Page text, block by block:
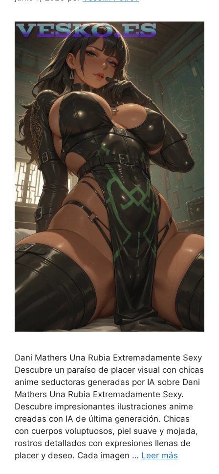
Dani Mathers Una Rubia Extremadamente Sexy
Descubre un paraíso de placer visual con chicas
anime seductoras generadas por IA sobre Dani
Mathers Una Rubia Extremadamente Sexy.
Descubre impresionantes ilustraciones anime
creadas con IA de última generación. Chicas
con cuerpos voluptuosos, piel suave y mojada,
rostros detallados con expresiones llenas de
placer y deseo. Cada imagen … Leer más